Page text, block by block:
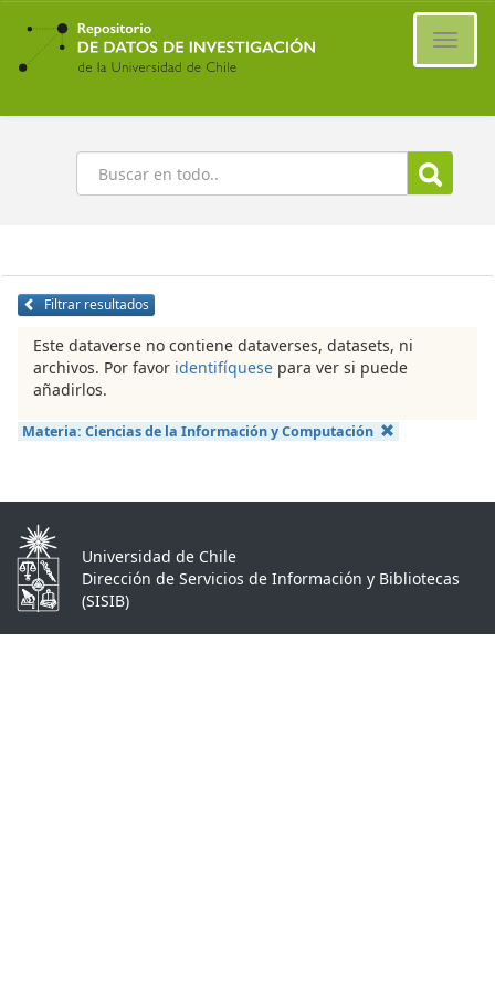
Ir
contenido
principal
Buscar
Filtrar resultados
Este dataverse no contiene dataverses, datasets, ni
archivos. Por favor identifíquese para ver si puede
añadirlos.
Materia: Ciencias de la Información y Computación
Universidad de Chile
Dirección de Servicios de Información y Bibliotecas
(SISIB)